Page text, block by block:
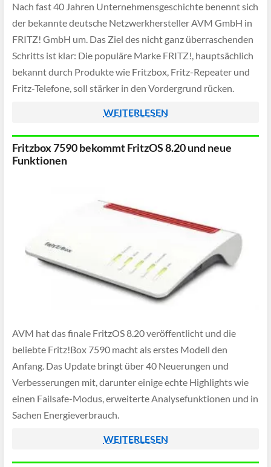
Nach fast 40 Jahren Unternehmensgeschichte benennt sich
der bekannte deutsche Netzwerkhersteller AVM GmbH in
FRITZ! GmbH um. Das Ziel des nicht ganz überraschenden
Schritts ist klar: Die populäre Marke FRITZ!, hauptsächlich
bekannt durch Produkte wie Fritzbox, Fritz-Repeater und
Fritz-Telefone, soll stärker in den Vordergrund rücken.
WEITERLESEN
Fritzbox 7590 bekommt FritzOS 8.20 und neue
Funktionen
AVM hat das finale FritzOS 8.20 veröffentlicht und die
beliebte Fritz!Box 7590 macht als erstes Modell den
Anfang. Das Update bringt über 40 Neuerungen und
Verbesserungen mit, darunter einige echte Highlights wie
einen Failsafe-Modus, erweiterte Analysefunktionen und in
Sachen Energieverbrauch.
WEITERLESEN